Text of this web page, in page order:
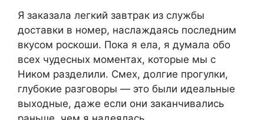
Я заказала легкий завтрак из службы
доставки в номер, наслаждаясь последним
вкусом роскоши. Пока я ела, я думала обо
всех чудесных моментах, которые мы с
Ником разделили. Смех, долгие прогулки,
глубокие разговоры — это были идеальные
выходные, даже если они заканчивались